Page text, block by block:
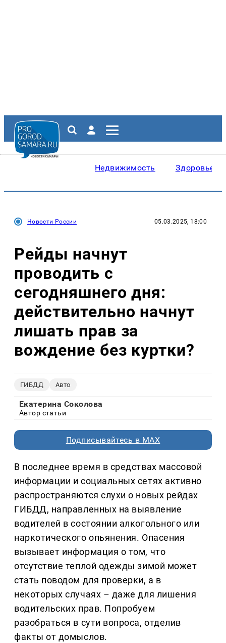
Недвижимость Здоровье
Новости России 05.03.2025, 18:00
Рейды начнут
проводить с
сегодняшнего дня:
действительно начнут
лишать прав за
вождение без куртки?
ГИБДД Авто
Екатерина Соколова
Автор статьи
Подписывайтесь в MAX
В последнее время в средствах массовой
информации и социальных сетях активно
распространяются слухи о новых рейдах
ГИБДД, направленных на выявление
водителей в состоянии алкогольного или
наркотического опьянения. Опасения
вызывает информация о том, что
отсутствие теплой одежды зимой может
стать поводом для проверки, а в
некоторых случаях – даже для лишения
водительских прав. Попробуем
разобраться в сути вопроса, отделив
факты от домыслов.